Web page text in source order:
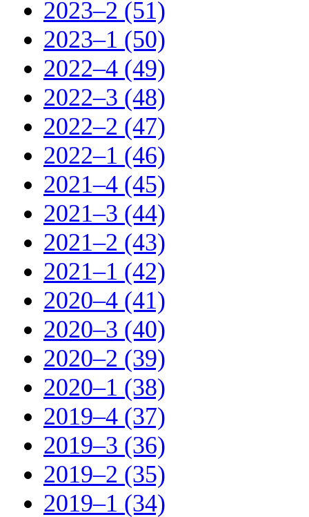
2023–2 (51)
2023–1 (50)
2022–4 (49)
2022–3 (48)
2022–2 (47)
2022–1 (46)
2021–4 (45)
2021–3 (44)
2021–2 (43)
2021–1 (42)
2020–4 (41)
2020–3 (40)
2020–2 (39)
2020–1 (38)
2019–4 (37)
2019–3 (36)
2019–2 (35)
2019–1 (34)